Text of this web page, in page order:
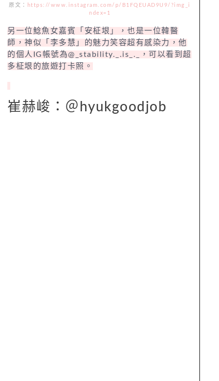
原文：
https://www.instagram.com/p/B1FQEUAD9U9/?img_i
ndex=1
另一位鯰魚女嘉賓「安柾垠」，也是一位韓醫
師，神似「李多慧」的魅力笑容超有感染力，他
的個人IG帳號為@_stability._.is_._，可以看到超
多柾垠的旅遊打卡照。
崔赫峻：＠hyukgoodjob